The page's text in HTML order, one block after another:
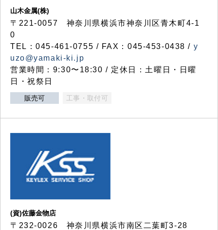
山木金属(株)
〒221-0057 神奈川県横浜市神奈川区青木町4-1
0
TEL：045-461-0755 / FAX：045-453-0438 / y
uzo@yamaki-ki.jp
営業時間：9:30〜18:30 / 定休日：土曜日・日曜
日・祝祭日
販売可 工事・取付可
(資)佐藤金物店
〒232-0026 神奈川県横浜市南区二葉町3-28